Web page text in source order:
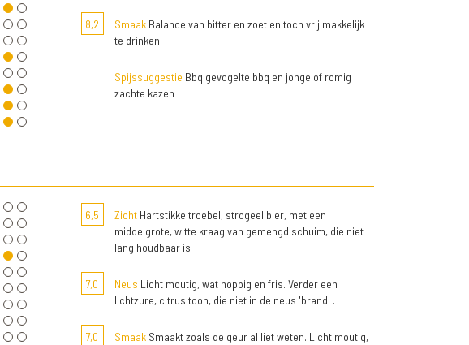
8,2 SmaakBalance van bitter en zoet en toch vrij makkelijk
te drinken
Spijssuggestie Bbq gevogelte bbq en jonge of romig
zachte kazen
6,5 ZichtHartstikke troebel, strogeel bier, met een
middelgrote, witte kraag van gemengd schuim, die niet
lang houdbaar is
7,0 Neus Licht moutig, wat hoppig en fris. Verder een
lichtzure, citrus toon, die niet in de neus 'brand' .
7,0 SmaakSmaakt zoals de geur al liet weten. Licht moutig,